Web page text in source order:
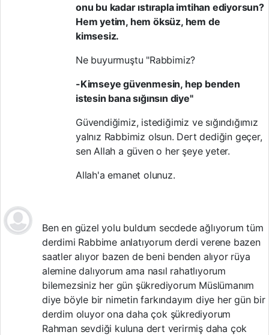
onu bu kadar ıstırapla imtihan ediyorsun?
Hem yetim, hem öksüz, hem de
kimsesiz.
Ne buyurmuştu "Rabbimiz?
-Kimseye güvenmesin, hep benden
istesin bana sığınsın diye"
Güvendiğimiz, istediğimiz ve sığındığımız
yalnız Rabbimiz olsun. Dert dediğin geçer,
sen Allah a güven o her şeye yeter.
Allah'a emanet olunuz.
Ben en güzel yolu buldum secdede ağlıyorum tüm
derdimi Rabbime anlatıyorum derdi verene bazen
saatler alıyor bazen de beni benden alıyor rüya
alemine dalıyorum ama nasıl rahatlıyorum
bilemezsiniz her gün şükrediyorum Müslümanım
diye böyle bir nimetin farkındayım diye her gün bir
derdim oluyor ona daha çok şükrediyorum
Rahman sevdiği kuluna dert verirmiş daha çok